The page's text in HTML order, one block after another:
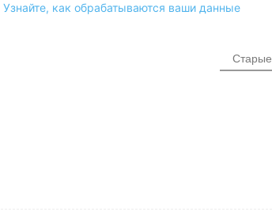
Узнайте, как обрабатываются ваши данные
Старые